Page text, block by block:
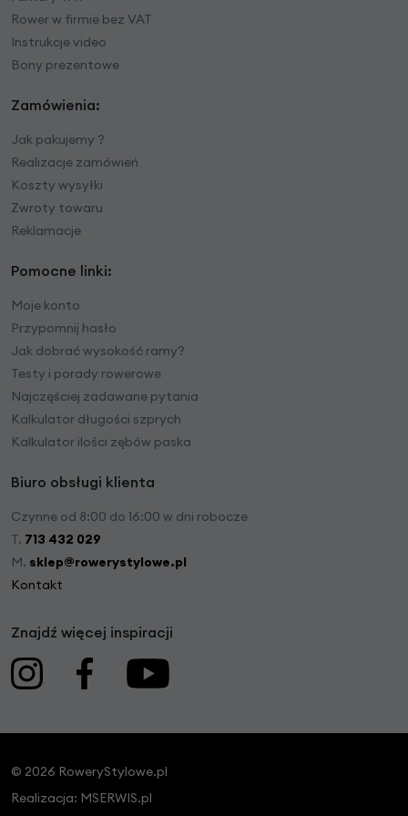
Rower w firmie bez VAT
Instrukcje video
Bony prezentowe
Zamówienia:
Jak pakujemy ?
Realizacje zamówień
Koszty wysyłki
Zwroty towaru
Reklamacje
Pomocne linki:
Moje konto
Przypomnij hasło
Jak dobrać wysokość ramy?
Testy i porady rowerowe
Najczęściej zadawane pytania
Kalkulator długości szprych
Kalkulator ilości zębów paska
Biuro obsługi klienta
Czynne od 8:00 do 16:00 w dni robocze
T. 713 432 029
M. sklep@rowerystylowe.pl
Kontakt
Znajdź więcej inspiracji
© 2026 RoweryStylowe.pl
Realizacja: MSERWIS.pl